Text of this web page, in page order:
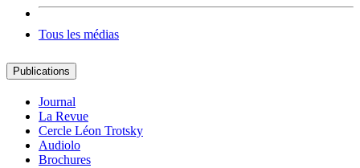
Tous les médias
Publications
Journal
La Revue
Cercle Léon Trotsky
Audiolo
Brochures